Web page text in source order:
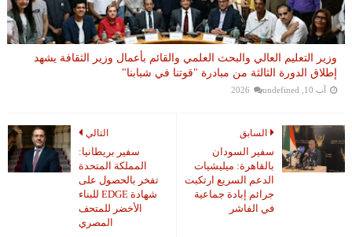
وزير التعليم العالي والبحث العلمي والقائم بأعمال وزير الثقافة يشهد
إطلاق الدورة الثالثة من مبادرة "قوتنا في شبابنا"
آب 10, 2026 undefined
التالي
سفير بريطانيا:
المملكة المتحدة
تفخر بالحصول على
شهادة EDGE للبناء
الأخضر للمتحف
المصري
السابق
سفير السودان
بالقاهرة: ميليشيات
الدعم السريع ارتكبت
جرائم إبادة جماعية
في الفاشر